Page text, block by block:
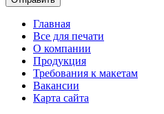
Главная
Все для печати
О компании
Продукция
Требования к макетам
Вакансии
Карта сайта